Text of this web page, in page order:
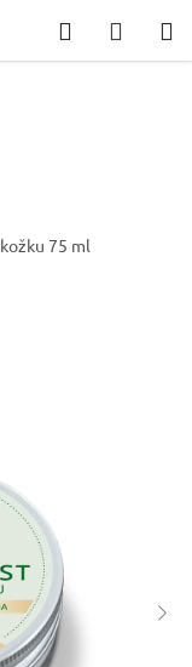
Hledat
KOŠÍK
75 ml